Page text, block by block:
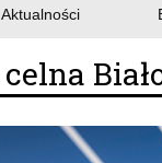
Aktualności